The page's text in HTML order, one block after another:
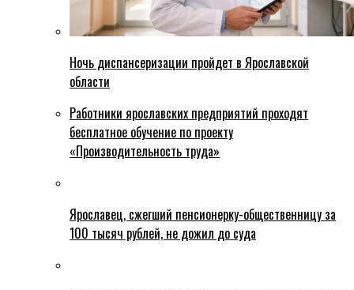
Ночь диспансеризации пройдет в Ярославской
области
Работники ярославских предприятий проходят
бесплатное обучение по проекту
«Производительность труда»
Ярославец, сжегший пенсионерку-общественницу за
100 тысяч рублей, не дожил до суда